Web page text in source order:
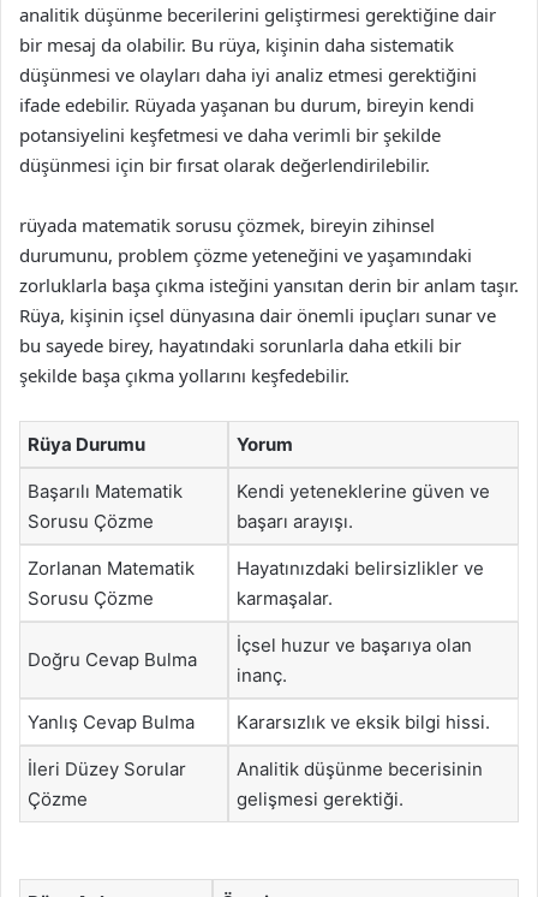
analitik düşünme becerilerini geliştirmesi gerektiğine dair
bir mesaj da olabilir. Bu rüya, kişinin daha sistematik
düşünmesi ve olayları daha iyi analiz etmesi gerektiğini
ifade edebilir. Rüyada yaşanan bu durum, bireyin kendi
potansiyelini keşfetmesi ve daha verimli bir şekilde
düşünmesi için bir fırsat olarak değerlendirilebilir.
rüyada matematik sorusu çözmek, bireyin zihinsel
durumunu, problem çözme yeteneğini ve yaşamındaki
zorluklarla başa çıkma isteğini yansıtan derin bir anlam taşır.
Rüya, kişinin içsel dünyasına dair önemli ipuçları sunar ve
bu sayede birey, hayatındaki sorunlarla daha etkili bir
şekilde başa çıkma yollarını keşfedebilir.
Rüya Durumu Yorum
Başarılı Matematik
Sorusu Çözme
Kendi yeteneklerine güven ve
başarı arayışı.
Zorlanan Matematik
Sorusu Çözme
Hayatınızdaki belirsizlikler ve
karmaşalar.
Doğru Cevap Bulma
İçsel huzur ve başarıya olan
inanç.
Yanlış Cevap Bulma Kararsızlık ve eksik bilgi hissi.
İleri Düzey Sorular
Çözme
Analitik düşünme becerisinin
gelişmesi gerektiği.